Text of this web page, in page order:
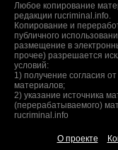
Любое копирование
редакции rucriminal.info.
Копирование и
публичного
размещение в
прочее) разрешается
условий:
1) получение согласия
материалов;
2) указание источника
(перерабатываемого)
rucriminal.info
О проекте